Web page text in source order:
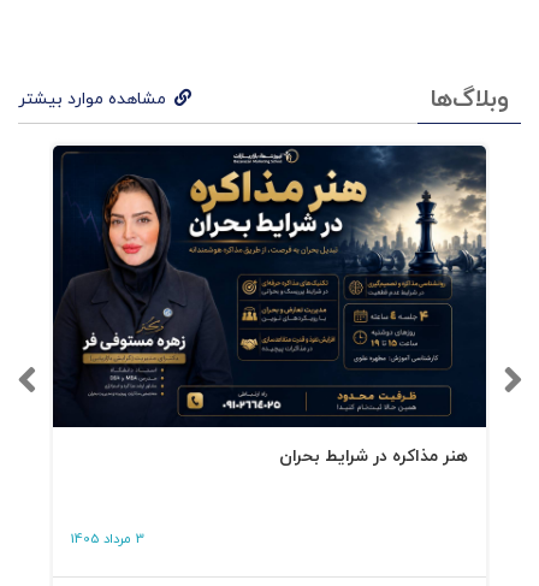
وبلاگ‌ها مشاهده موارد بیشتر
هنر مذاکره در شرایط بحران
3 مرداد 1405